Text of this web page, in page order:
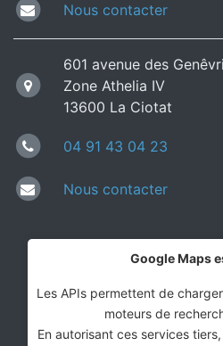
Nous contacter
601 avenue des
Zone Athelia IV
13600 La Ciotat
04 91 43 04 23
Nous contacter
Google Maps
Les APIs permettent de
moteurs de
En autorisant ces services